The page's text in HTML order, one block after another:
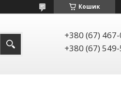
Кошик
+380 (67)
+380 (67)